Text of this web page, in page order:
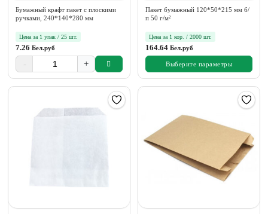
Бумажный крафт пакет с плоскими
ручками, 240*140*280 мм
Цена за 1 упак / 25 шт.
7.26 Бел.руб
- +
Пакет бумажный 120*50*215 мм б/
п 50 г/м²
Цена за 1 кор. / 2000 шт.
164.64 Бел.руб
Выберите параметры